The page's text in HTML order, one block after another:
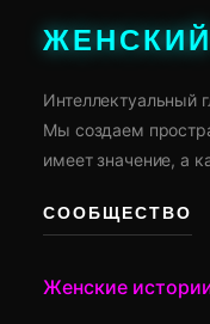
Интеллектуальный
Мы создаем
имеет значение, а
СООБЩЕСТВО
Женские